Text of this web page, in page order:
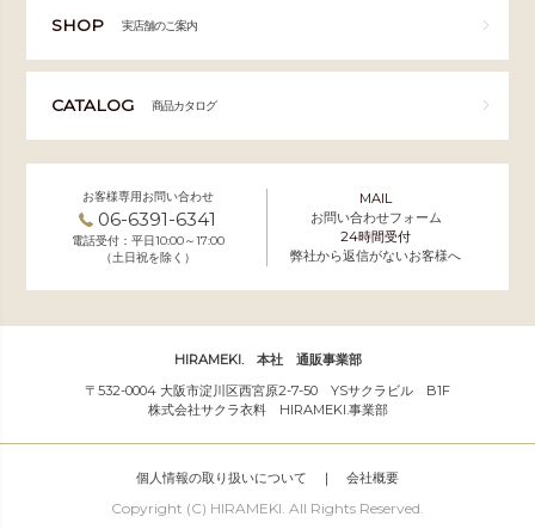
SHOP 実店舗のご案内
CATALOG 商品カタログ
お客様専用お問い合わせ
06-6391-6341
電話受付：平日10:00～17:00
（土日祝を除く）
MAIL
お問い合わせフォーム
24時間受付
弊社から返信がないお客様へ
HIRAMEKI. 本社 通販事業部
〒532-0004 大阪市淀川区西宮原2-7-50 YSサクラビル B1F
株式会社サクラ衣料 HIRAMEKI.事業部
個人情報の取り扱いについて ｜ 会社概要
Copyright (C) HIRAMEKI. All Rights Reserved.